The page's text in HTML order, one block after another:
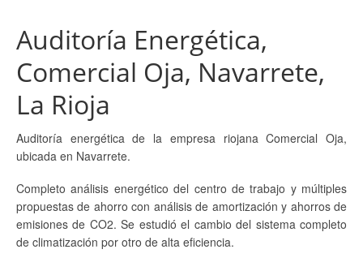
Auditoría Energética,
Comercial Oja, Navarrete,
La Rioja
Auditoría energética de la empresa riojana Comercial Oja,
ubicada en Navarrete.
Completo análisis energético del centro de trabajo y múltiples
propuestas de ahorro con análisis de amortización y ahorros de
emisiones de CO2. Se estudió el cambio del sistema completo
de climatización por otro de alta eficiencia.